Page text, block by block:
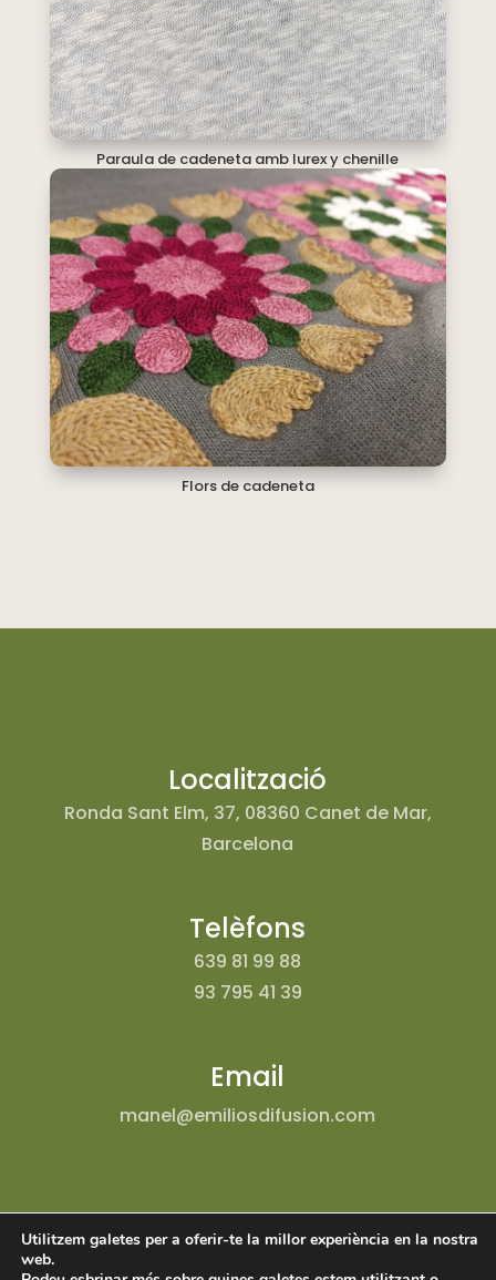
Paraula de cadeneta amb lurex y chenille
Flors de cadeneta
Localització
Ronda Sant Elm, 37, 08360 Canet de Mar,
Barcelona
Telèfons
639 81 99 88
93 795 41 39
Email
manel@emiliosdifusion.com
Utilitzem galetes per a oferir-te la millor experiència en la nostra
web.